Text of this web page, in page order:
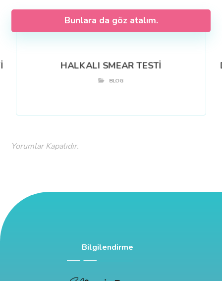
Bunlara da göz atalım.
HALKALI SMEAR TESTİ
BLOG
Yorumlar Kapalıdır.
Bilgilendirme